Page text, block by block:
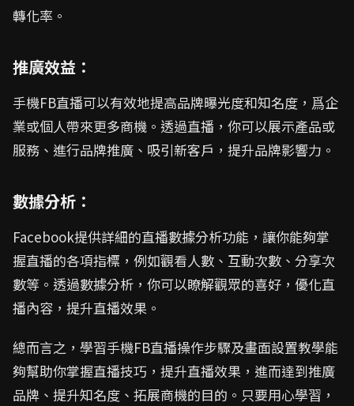
轉化率。
推廣效益：
手機FB直播可以有效地提高品牌曝光度和知名度，爲企
業或個人帶來更多商機。透過直播，你可以展示產品或
服務、進行品牌推廣、吸引新客戶，提升品牌影響力。
數據分析：
Facebook提供詳細的直播數據分析功能，讓你能夠掌
握直播的各項指標，例如觀看人數、互動次數、分享次
數等。透過數據分析，你可以瞭解觀眾的喜好，優化直
播內容，提升直播效果。
總而言之，學習手機FB直播操作步驟及畫面設置教學能
夠幫助你掌握直播技巧，提升直播效果，進而達到推廣
品牌、提升知名度、拓展商機的目的。只要用心學習，